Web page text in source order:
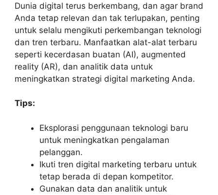
Dunia digital terus berkembang, dan agar brand
Anda tetap relevan dan tak terlupakan, penting
untuk selalu mengikuti perkembangan teknologi
dan tren terbaru. Manfaatkan alat-alat terbaru
seperti kecerdasan buatan (AI), augmented
reality (AR), dan analitik data untuk
meningkatkan strategi digital marketing Anda.
Tips:
Eksplorasi penggunaan teknologi baru
untuk meningkatkan pengalaman
pelanggan.
Ikuti tren digital marketing terbaru untuk
tetap berada di depan kompetitor.
Gunakan data dan analitik untuk